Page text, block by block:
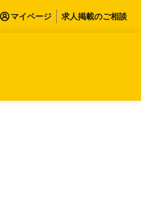
マイページ 求人掲載のご相談